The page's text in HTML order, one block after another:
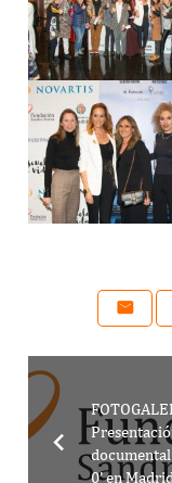
documental
0’ en Madrid